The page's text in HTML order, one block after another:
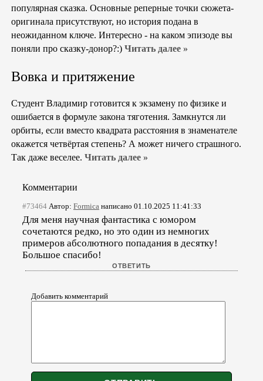
популярная сказка. Основные реперные точки сюжета-
оригинала присутствуют, но история подана в
неожиданном ключе. Интересно - на каком эпизоде вы
поняли про сказку-донор?:) Читать далее »
Вовка и притяжение
Студент Владимир готовится к экзамену по физике и
ошибается в формуле закона тяготения. Замкнутся ли
орбиты, если вместо квадрата расстояния в знаменателе
окажется четвёртая степень? А может ничего страшного.
Так даже веселее. Читать далее »
Комментарии
#73464 Автор: Formica написано 01.10.2025 11:41:33
Для меня научная фантастика с юмором
сочетаются редко, но это один из немногих
примеров абсолютного попадания в десятку!
Большое спасибо!
Добавить комментарий